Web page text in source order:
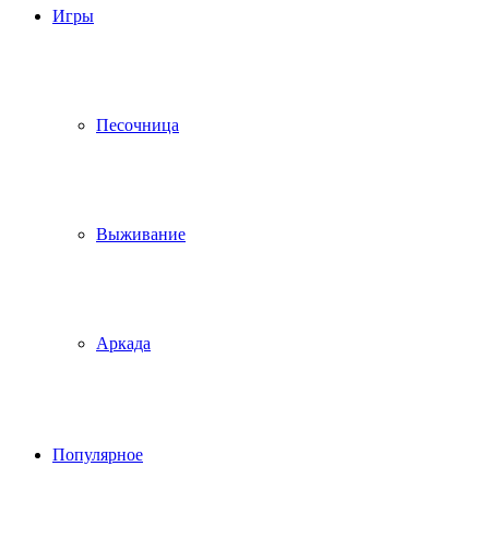
Игры
Песочница
Выживание
Аркада
Популярное